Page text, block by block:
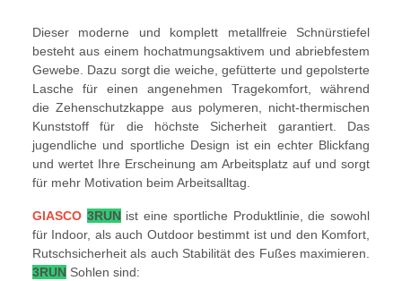
Dieser moderne und komplett metallfreie Schnürstiefel
besteht aus einem hochatmungsaktivem und abriebfestem
Gewebe. Dazu sorgt die weiche, gefütterte und gepolsterte
Lasche für einen angenehmen Tragekomfort, während
die Zehenschutzkappe aus polymeren, nicht-thermischen
Kunststoff für die höchste Sicherheit garantiert. Das
jugendliche und sportliche Design ist ein echter Blickfang
und wertet Ihre Erscheinung am Arbeitsplatz auf und sorgt
für mehr Motivation beim Arbeitsalltag.
GIASCO 3RUN ist eine sportliche Produktlinie, die sowohl
für Indoor, als auch Outdoor bestimmt ist und den Komfort,
Rutschsicherheit als auch Stabilität des Fußes maximieren.
3RUN Sohlen sind: